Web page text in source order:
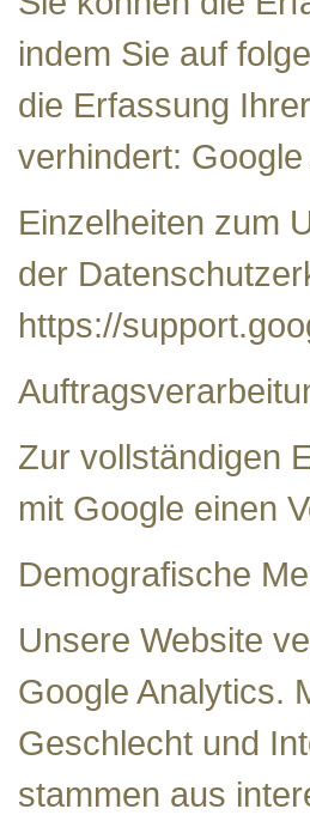
indem Sie auf
die Erfassung
verhindert:
Einzelheiten zum
der
https://
Zur vollständigen
mit Google einen
Demografische
Unsere Website
Google Analytics.
Geschlecht und
stammen aus